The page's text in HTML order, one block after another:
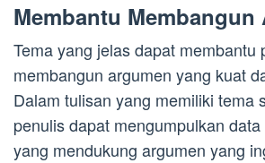
Membantu Membangun
Tema yang jelas dapat membantu
membangun argumen yang kuat
Dalam tulisan yang memiliki tema
penulis dapat mengumpulkan
yang mendukung argumen yang